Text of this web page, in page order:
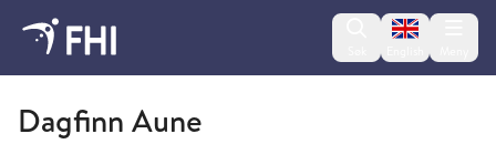
Change
Forskingsavdelinga, Kreftregisteret
Dagfinn Aune